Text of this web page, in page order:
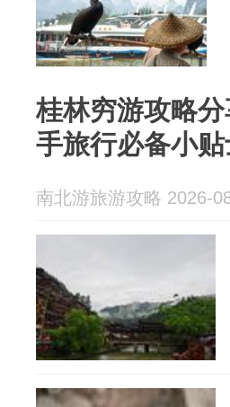
桂林穷游攻略
手旅行必备小
南北游旅游攻略 2026-